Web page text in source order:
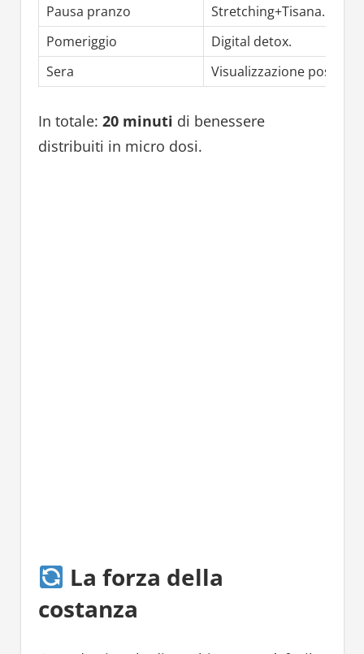
Pausa pranzo
Stretching+Tisana.
Pomeriggio
Digital detox.
Sera
Visualizzazione positiva.
In totale: 20 minuti di benessere
distribuiti in micro dosi.
La forza della
costanza